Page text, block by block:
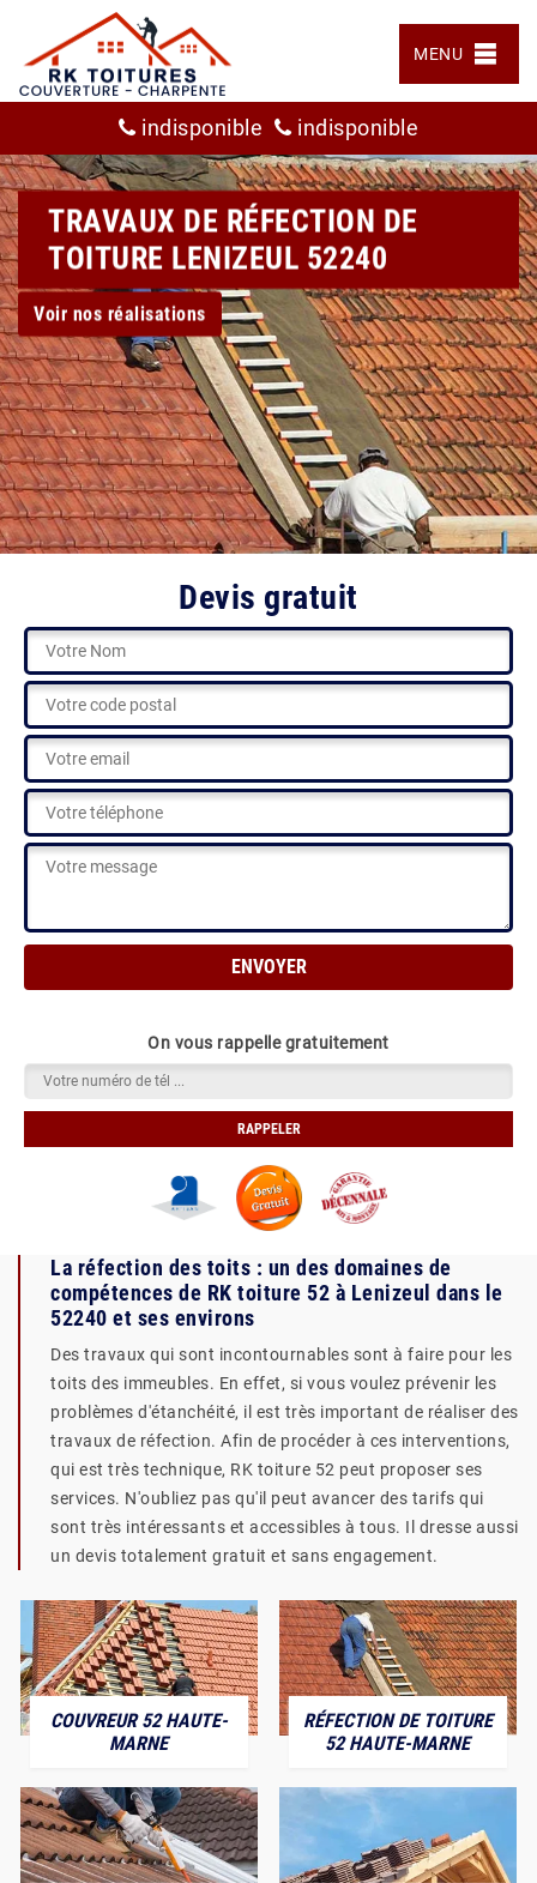
MENU
indisponible indisponible
TRAVAUX DE RÉFECTION DE
TOITURE LENIZEUL 52240
Voir nos réalisations
Devis gratuit
On vous rappelle gratuitement
La réfection des toits : un des domaines de
compétences de RK toiture 52 à Lenizeul dans le
52240 et ses environs
Des travaux qui sont incontournables sont à faire pour les
toits des immeubles. En effet, si vous voulez prévenir les
problèmes d'étanchéité, il est très important de réaliser des
travaux de réfection. Afin de procéder à ces interventions,
qui est très technique, RK toiture 52 peut proposer ses
services. N'oubliez pas qu'il peut avancer des tarifs qui
sont très intéressants et accessibles à tous. Il dresse aussi
un devis totalement gratuit et sans engagement.
COUVREUR 52 HAUTE-
MARNE
RÉFECTION DE TOITURE
52 HAUTE-MARNE